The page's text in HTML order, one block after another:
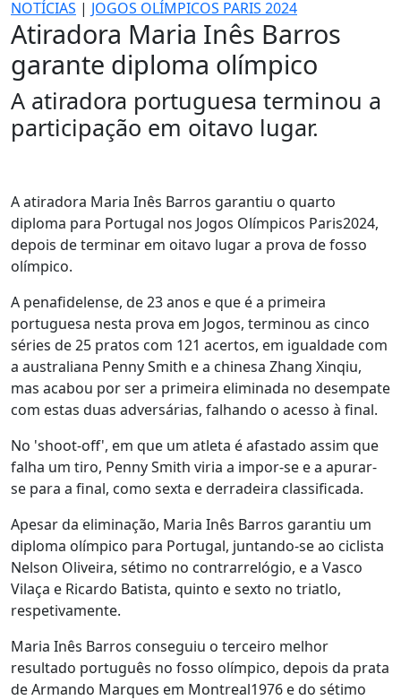
NOTÍCIAS | JOGOS OLÍMPICOS PARIS 2024
Atiradora Maria Inês Barros
garante diploma olímpico
A atiradora portuguesa terminou a
participação em oitavo lugar.
A atiradora Maria Inês Barros garantiu o quarto
diploma para Portugal nos Jogos Olímpicos Paris2024,
depois de terminar em oitavo lugar a prova de fosso
olímpico.
A penafidelense, de 23 anos e que é a primeira
portuguesa nesta prova em Jogos, terminou as cinco
séries de 25 pratos com 121 acertos, em igualdade com
a australiana Penny Smith e a chinesa Zhang Xinqiu,
mas acabou por ser a primeira eliminada no desempate
com estas duas adversárias, falhando o acesso à final.
No 'shoot-off', em que um atleta é afastado assim que
falha um tiro, Penny Smith viria a impor-se e a apurar-
se para a final, como sexta e derradeira classificada.
Apesar da eliminação, Maria Inês Barros garantiu um
diploma olímpico para Portugal, juntando-se ao ciclista
Nelson Oliveira, sétimo no contrarrelógio, e a Vasco
Vilaça e Ricardo Batista, quinto e sexto no triatlo,
respetivamente.
Maria Inês Barros conseguiu o terceiro melhor
resultado português no fosso olímpico, depois da prata
de Armando Marques em Montreal1976 e do sétimo